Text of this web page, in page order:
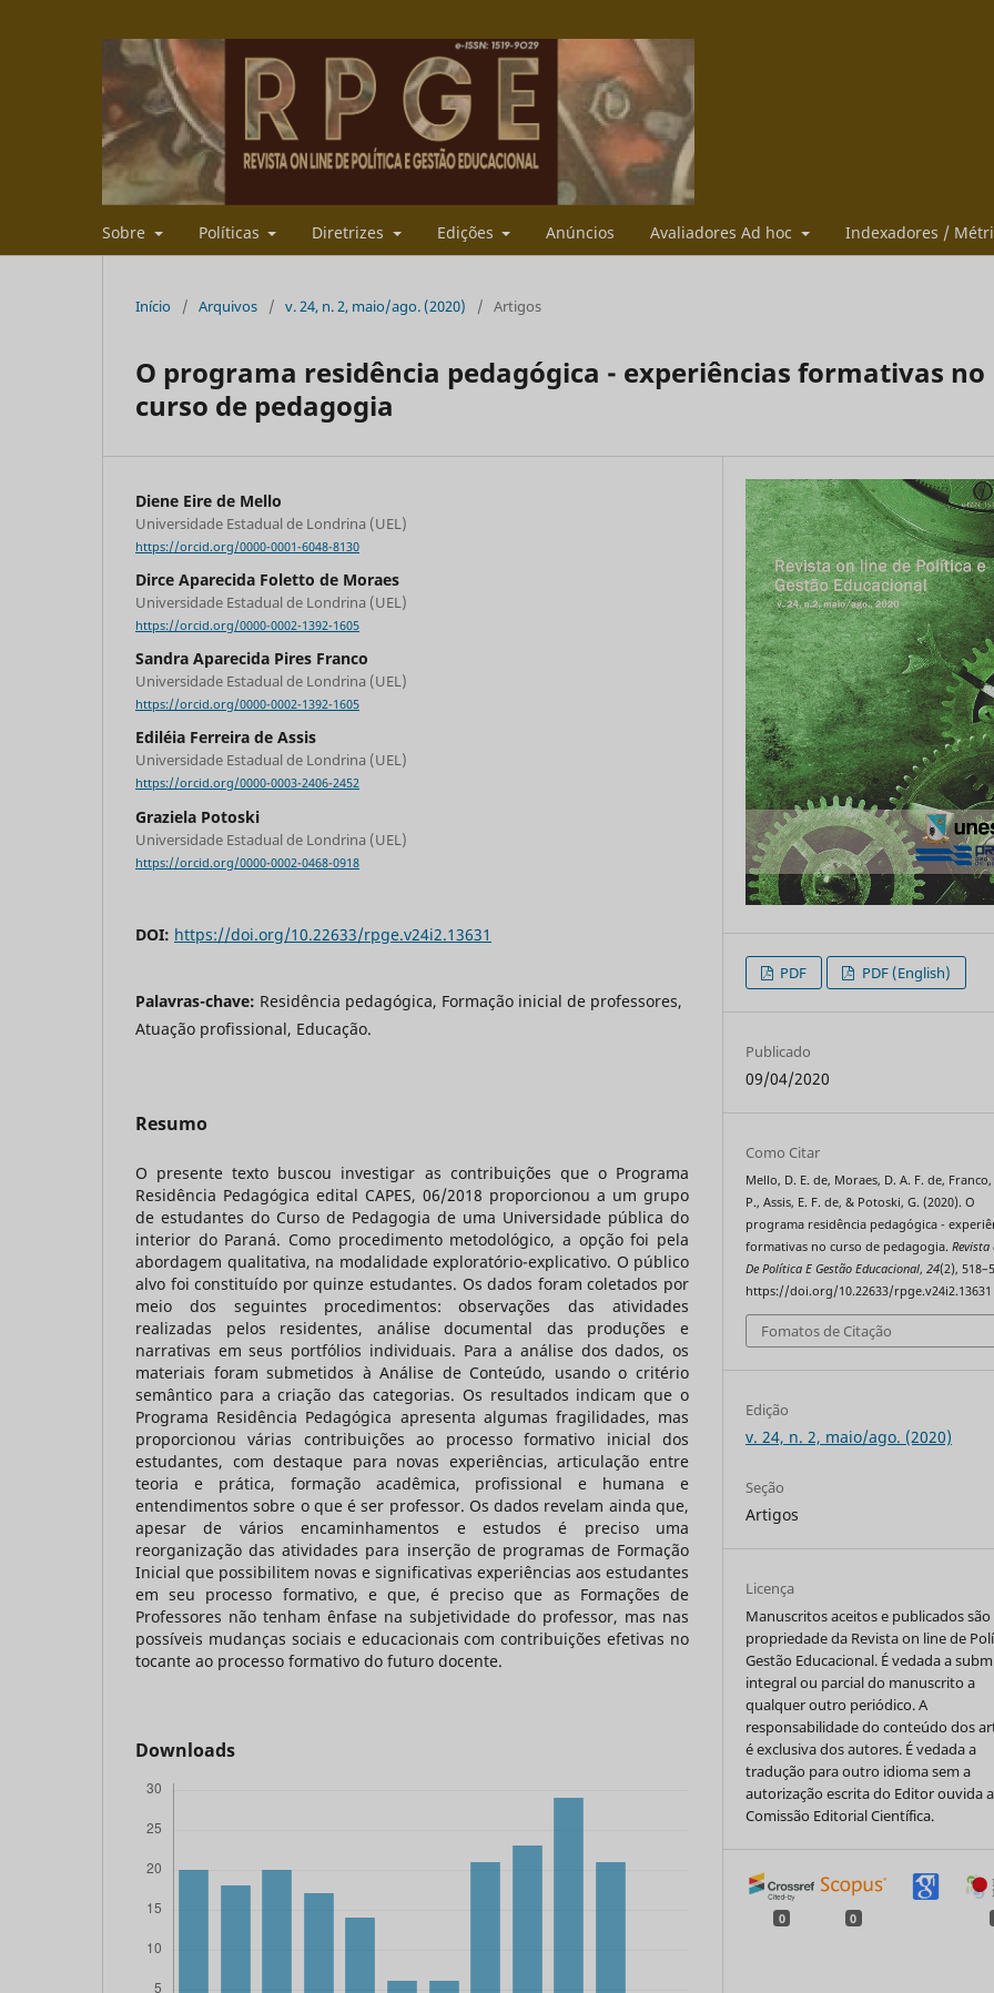
Sobre Políticas Diretrizes Edições Anúncios Avaliadores Ad hoc Indexadores /
Início / Arquivos / v. 24, n. 2, maio/ago. (2020) / Artigos
O programa residência pedagógica - experiências formativas no
curso de pedagogia
Diene Eire de Mello
Universidade Estadual de Londrina (UEL)
https://orcid.org/0000-0001-6048-8130
Dirce Aparecida Foletto de Moraes
Universidade Estadual de Londrina (UEL)
https://orcid.org/0000-0002-1392-1605
Sandra Aparecida Pires Franco
Universidade Estadual de Londrina (UEL)
https://orcid.org/0000-0002-1392-1605
Ediléia Ferreira de Assis
Universidade Estadual de Londrina (UEL)
https://orcid.org/0000-0003-2406-2452
Graziela Potoski
Universidade Estadual de Londrina (UEL)
https://orcid.org/0000-0002-0468-0918
DOI: https://doi.org/10.22633/rpge.v24i2.13631
Palavras-chave: Residência pedagógica, Formação inicial de professores,
Atuação profissional, Educação.
Resumo
O presente texto buscou investigar as contribuições que o Programa
Residência Pedagógica edital CAPES, 06/2018 proporcionou a um grupo
de estudantes do Curso de Pedagogia de uma Universidade pública do
interior do Paraná. Como procedimento metodológico, a opção foi pela
abordagem qualitativa, na modalidade exploratório-explicativo. O público
alvo foi constituído por quinze estudantes. Os dados foram coletados por
meio dos seguintes procedimentos: observações das atividades
realizadas pelos residentes, análise documental das produções e
narrativas em seus portfólios individuais. Para a análise dos dados, os
materiais foram submetidos à Análise de Conteúdo, usando o critério
semântico para a criação das categorias. Os resultados indicam que o
Programa Residência Pedagógica apresenta algumas fragilidades, mas
proporcionou várias contribuições ao processo formativo inicial dos
estudantes, com destaque para novas experiências, articulação entre
teoria e prática, formação acadêmica, profissional e humana e
entendimentos sobre o que é ser professor. Os dados revelam ainda que,
apesar de vários encaminhamentos e estudos é preciso uma
reorganização das atividades para inserção de programas de Formação
Inicial que possibilitem novas e significativas experiências aos estudantes
em seu processo formativo, e que, é preciso que as Formações de
Professores não tenham ênfase na subjetividade do professor, mas nas
possíveis mudanças sociais e educacionais com contribuições efetivas no
tocante ao processo formativo do futuro docente.
Downloads
PDF PDF (English)
Publicado
09/04/2020
Como Citar
Mello, D. E. de, Moraes, D. A. F. de, Franco,
P., Assis, E. F. de, & Potoski, G. (2020). O
programa residência pedagógica -
formativas no curso de pedagogia.Revista
De Política E Gestão Educacional,24(2),
https://doi.org/10.22633/rpge.v24i2.13631
Fomatos de Citação
Edição
v. 24, n. 2, maio/ago. (2020)
Seção
Artigos
Licença
Manuscritos aceitos e publicados são
propriedade da Revista on line de
Gestão Educacional. É vedada a
integral ou parcial do manuscrito a
qualquer outro periódico. A
responsabilidade do conteúdo dos
é exclusiva dos autores. É vedada a
tradução para outro idioma sem a
autorização escrita do Editor ouvida a
Comissão Editorial Científica.
0 0